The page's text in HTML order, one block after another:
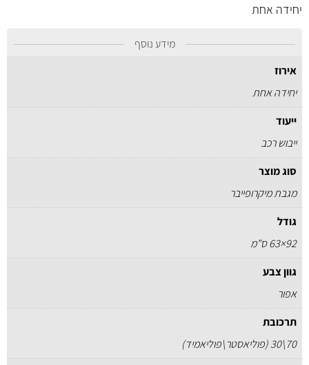
יחידה אחת
מידע נוסף
אירוז
יחידה אחת
ייעוד
ייבוש רכב
סוג מוצר
מגבת מיקרופייבר
גודל
92×63 ס"מ
גוון צבע
אפור
תרכובת
70\30 (פוליאסטר\פוליאמיד)